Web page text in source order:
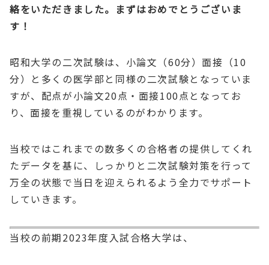
絡をいただきました。まずはおめでとうございま
す！
昭和大学の二次試験は、小論文（60分）面接（10
分）と多くの医学部と同様の二次試験となっていま
すが、配点が小論文20点・面接100点となってお
り、面接を重視しているのがわかります。
当校ではこれまでの数多くの合格者の提供してくれ
たデータを基に、しっかりと二次試験対策を行って
万全の状態で当日を迎えられるよう全力でサポート
していきます。
当校の前期2023年度入試合格大学は、